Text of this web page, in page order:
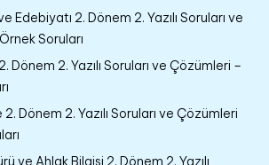
ve Edebiyatı 2. Dönem 2. Yazılı Soruları ve
Soruları
Dönem 2. Yazılı Soruları ve Çözümleri –
2. Dönem 2. Yazılı Soruları ve Çözümleri
ve Ahlak Bilgisi 2. Dönem 2. Yazılı